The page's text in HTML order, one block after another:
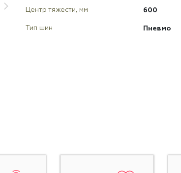
Центр тяжести, мм 600
Тип шин Пневмо